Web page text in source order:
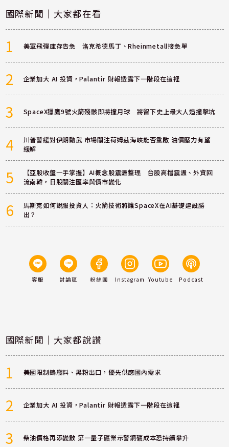
國際新聞｜大家都在看
1 美軍飛彈庫存告急 洛克希德馬丁、Rheinmetall接急單
2 企業加大 AI 投資，Palantir 財報透露下一階段在這裡
3 SpaceX獵鷹9號火箭殘骸即將撞月球 將留下史上最大人造撞擊坑
4
川普暫緩對伊朗動武 市場關注荷姆茲海峽能否重啟 油價壓力有望
緩解
5
【亞股收盤一手掌握】AI概念股震盪整理 台股高檔震盪、外資回
流南韓，日股關注匯率與債市變化
6
馬斯克如何說服投資人：火箭技術將讓SpaceX在AI基礎建設勝
出？
客服 討論區 粉絲團 Instagram Youtube Podcast
國際新聞｜大家都說讚
1 美國限制鎢廢料、黑粉出口，優先供應國內需求
2 企業加大 AI 投資，Palantir 財報透露下一階段在這裡
3 柴油價格再添變數 第一量子礦業示警銅礦成本恐持續攀升